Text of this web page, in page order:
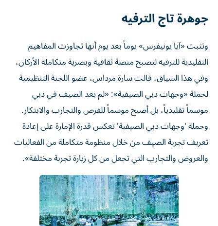
جوهرة تاج الترفيه
وتثبت «آيا يونيفرس» يوماً بعد يوم أنها تجاوزت المفاهيم
التقليدية للترفيه لتصبح منصة ثقافية وبصرية متكاملة الأركان،
وفي هذا السياق، قالت سارة مرداس، عضو اللجنة التنظيمية
لحملة «وجهات دبي الصيفية»: «لم يعد الصيف في دبي
موسماً تقليدياً، بل أصبح موسماً للفرص والتجارب والابتكار.
وحملة 'وجهات دبي الصيفية' تعكس قدرة الإمارة على إعادة
تعريف تجربة الصيف من خلال منظومة متكاملة من الفعاليات
والعروض والتجارب التي تجعل من كل زيارة تجربة مختلفة».